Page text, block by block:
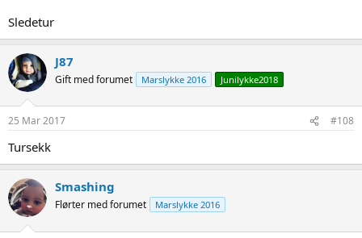
Sledetur
J87
Gift med forumet Marslykke 2016 Junilykke2018
25 Mar 2017 #108
Tursekk
Smashing
Flørter med forumet Marslykke 2016